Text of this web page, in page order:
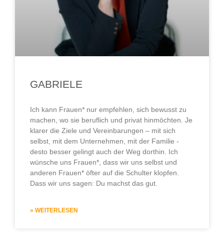
GABRIELE
Ich kann Frauen* nur empfehlen, sich bewusst zu
machen, wo sie beruflich und privat hinmöchten. Je
klarer die Ziele und Vereinbarungen – mit sich
selbst, mit dem Unternehmen, mit der Familie -
desto besser gelingt auch der Weg dorthin. Ich
wünsche uns Frauen*, dass wir uns selbst und
anderen Frauen* öfter auf die Schulter klopfen.
Dass wir uns sagen: Du machst das gut.
» WEITERLESEN